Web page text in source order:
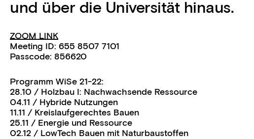
und über die Universität hinaus.
ZOOM LINK
Meeting ID: 655 8507 7101
Passcode: 856620
Programm WiSe 21-22:
28.10 / Holzbau I: Nachwachsende Ressource
04.11 / Hybride Nutzungen
11.11 / Kreislaufgerechtes Bauen
25.11 / Energie und Ressource
02.12 / LowTech Bauen mit Naturbaustoffen